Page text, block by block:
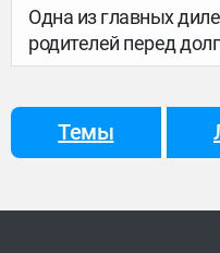
Одна из главных
родителей перед
брать с собой детей
взрослым просто
чтобы не сойти с
Темы